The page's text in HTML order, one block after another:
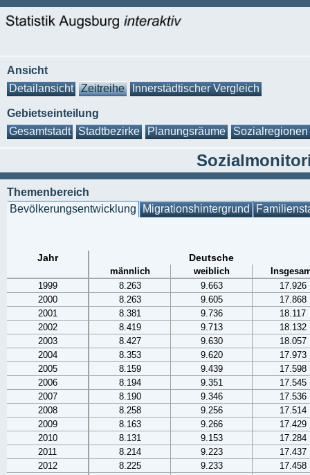
Ansicht
Detailansicht
Zeitreihe Innerstädtischer Vergleich
Gebietseinteilung
Gesamtstadt
Stadtbezirke Planungsräume Sozialregionen
Themenbereich
Bevölkerungsentwicklung Migrationshintergrund
Jahr Deutsche
männlich weiblich
1999
8.263 9.663
17.926
2000
8.263 9.605
17.868
2001
8.381 9.736
18.117
2002
8.419 9.713
18.132
2003
8.427 9.630
18.057
2004
8.353 9.620
17.973
2005
8.159 9.439
17.598
2006
8.194 9.351
17.545
2007
8.190 9.346
17.536
2008
8.258 9.256
17.514
2009
8.163 9.266
17.429
2010
8.131 9.153
17.284
2011
8.214 9.223
17.437
2012
8.225 9.233
17.458